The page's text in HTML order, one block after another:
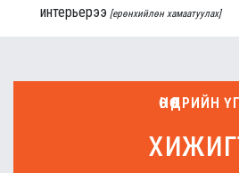
интерьерээ [ерөнхийлөн хамаатуулах]
ӨНӨӨДРИЙН ҮГ